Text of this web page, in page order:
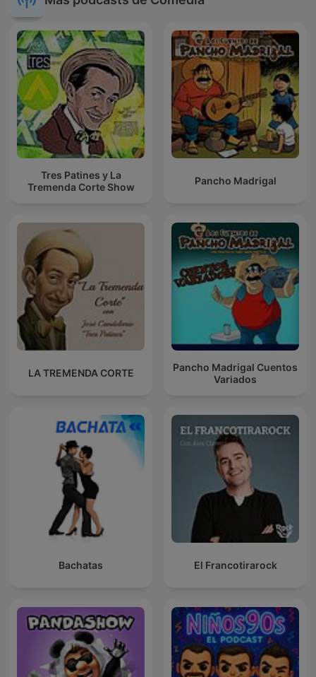
Tres Patines y La
Tremenda Corte Show
Pancho Madrigal
LA TREMENDA CORTE
Pancho Madrigal Cuentos
Variados
Bachatas El Francotirarock